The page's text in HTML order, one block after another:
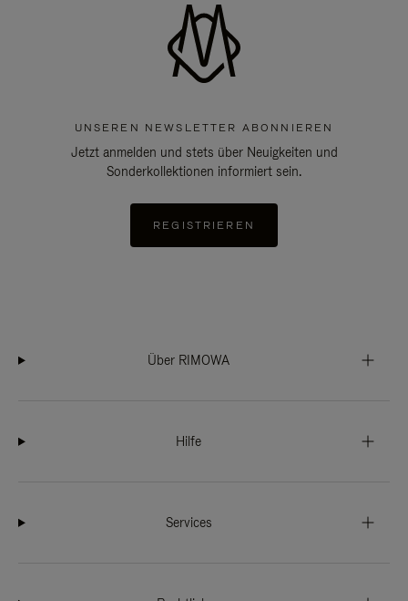
UNSEREN NEWSLETTER ABONNIEREN
Jetzt anmelden und stets über Neuigkeiten und
Sonderkollektionen informiert sein.
REGISTRIEREN
Über RIMOWA
Hilfe
Services